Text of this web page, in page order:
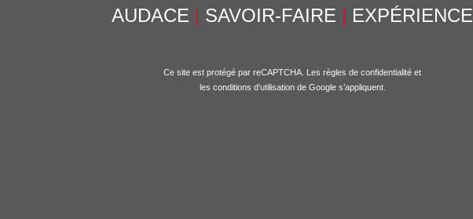
AUDACE | SAVOIR-FAIRE | EXPÉRIENCE
Ce site est protégé par reCAPTCHA. Les règles de confidentialité et
les conditions d’utilisationde Google s’appliquent.